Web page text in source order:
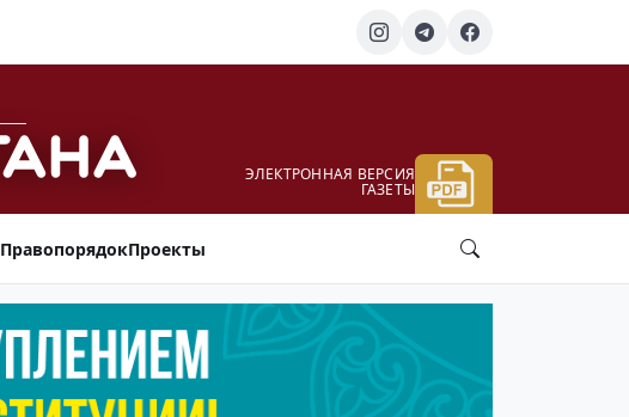
ЭЛЕКТРОННАЯ ВЕРСИЯ
ГАЗЕТЫ
ПравопорядокПроекты